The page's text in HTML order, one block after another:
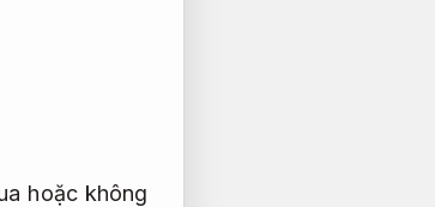
hoặc không